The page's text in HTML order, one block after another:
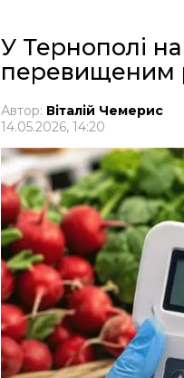
У Тернополі
перевищеним
Автор: Віталій Чемерис
14.05.2026, 14:20